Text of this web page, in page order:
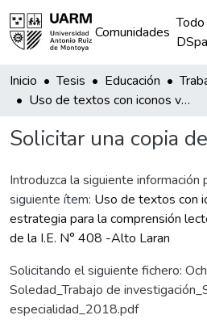
Comunidades
Todo
Inicio Tesis Educación
Uso de textos con iconos verbales como estrategia para la comprensión lectora en los niños de 5 años de la I.E. N° 408 -Alto Laran
Solicitar una copia
Introduzca la siguiente información
siguiente ítem: Uso de textos con
estrategia para la comprensión
de la I.E. N° 408 -Alto Laran
Solicitando el siguiente fichero:
Soledad_Trabajo de
especialidad_2018.pdf